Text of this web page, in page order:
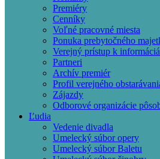
Premiéry
Cenníky
Voľné pracovné miesta
Ponuka prebytočného
Verejný prístup k
Partneri
Archív premiér
Profil verejného
Zájazdy
Odborové organizácie
Ľudia
Vedenie divadla
Umelecký súbor opery
Umelecký súbor Baletu